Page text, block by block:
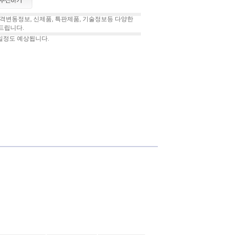
변동정보, 신제품, 특판제품, 기술정보등 다양한
립니다.
정도 예상됩니다.